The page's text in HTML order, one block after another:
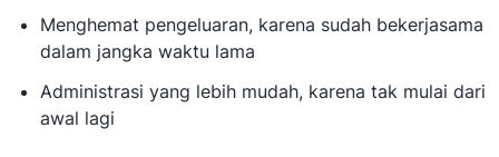
Menghemat pengeluaran, karena sudah bekerjasama
dalam jangka waktu lama
Administrasi yang lebih mudah, karena tak mulai dari
awal lagi